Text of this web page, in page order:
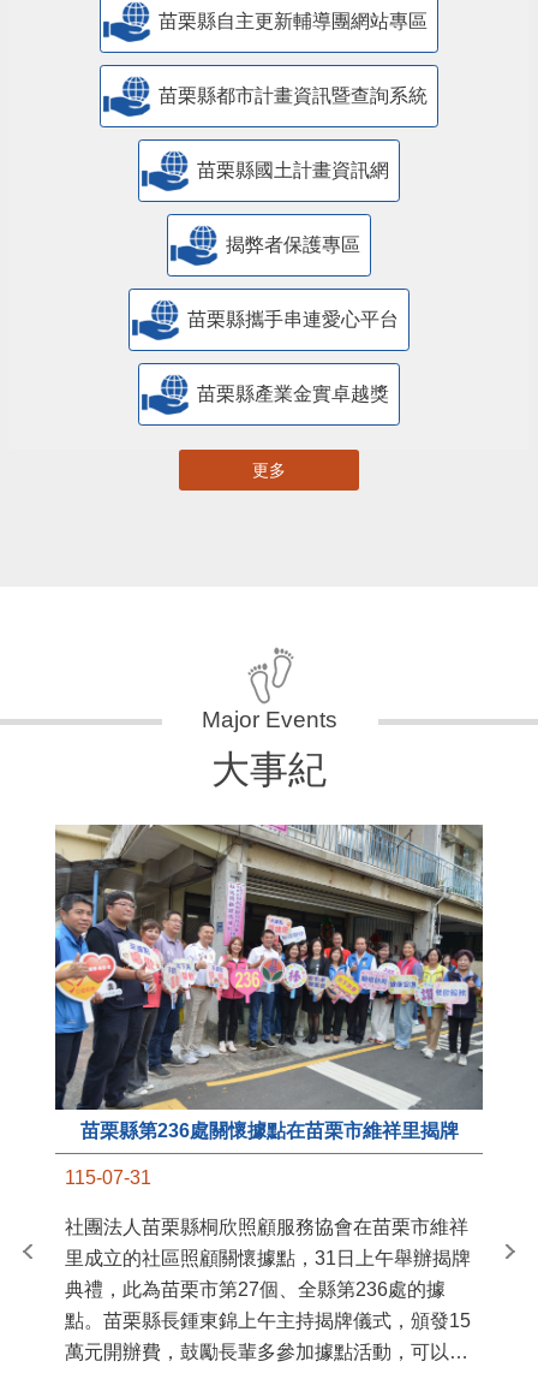
苗栗縣自主更新輔導團網站專區
苗栗縣都市計畫資訊暨查詢系統
苗栗縣國土計畫資訊網
揭弊者保護專區
苗栗縣攜手串連愛心平台
苗栗縣產業金實卓越獎
更多
大事紀
苗栗縣第236處關懷據點在苗栗市維祥里揭牌
115-07-31
社團法人苗栗縣桐欣照顧服務協會在苗栗市維祥
里成立的社區照顧關懷據點，31日上午舉辦揭牌
典禮，此為苗栗市第27個、全縣第236處的據
點。苗栗縣長鍾東錦上午主持揭牌儀式，頒發15
萬元開辦費，鼓勵長輩多參加據點活動，可以更
苗